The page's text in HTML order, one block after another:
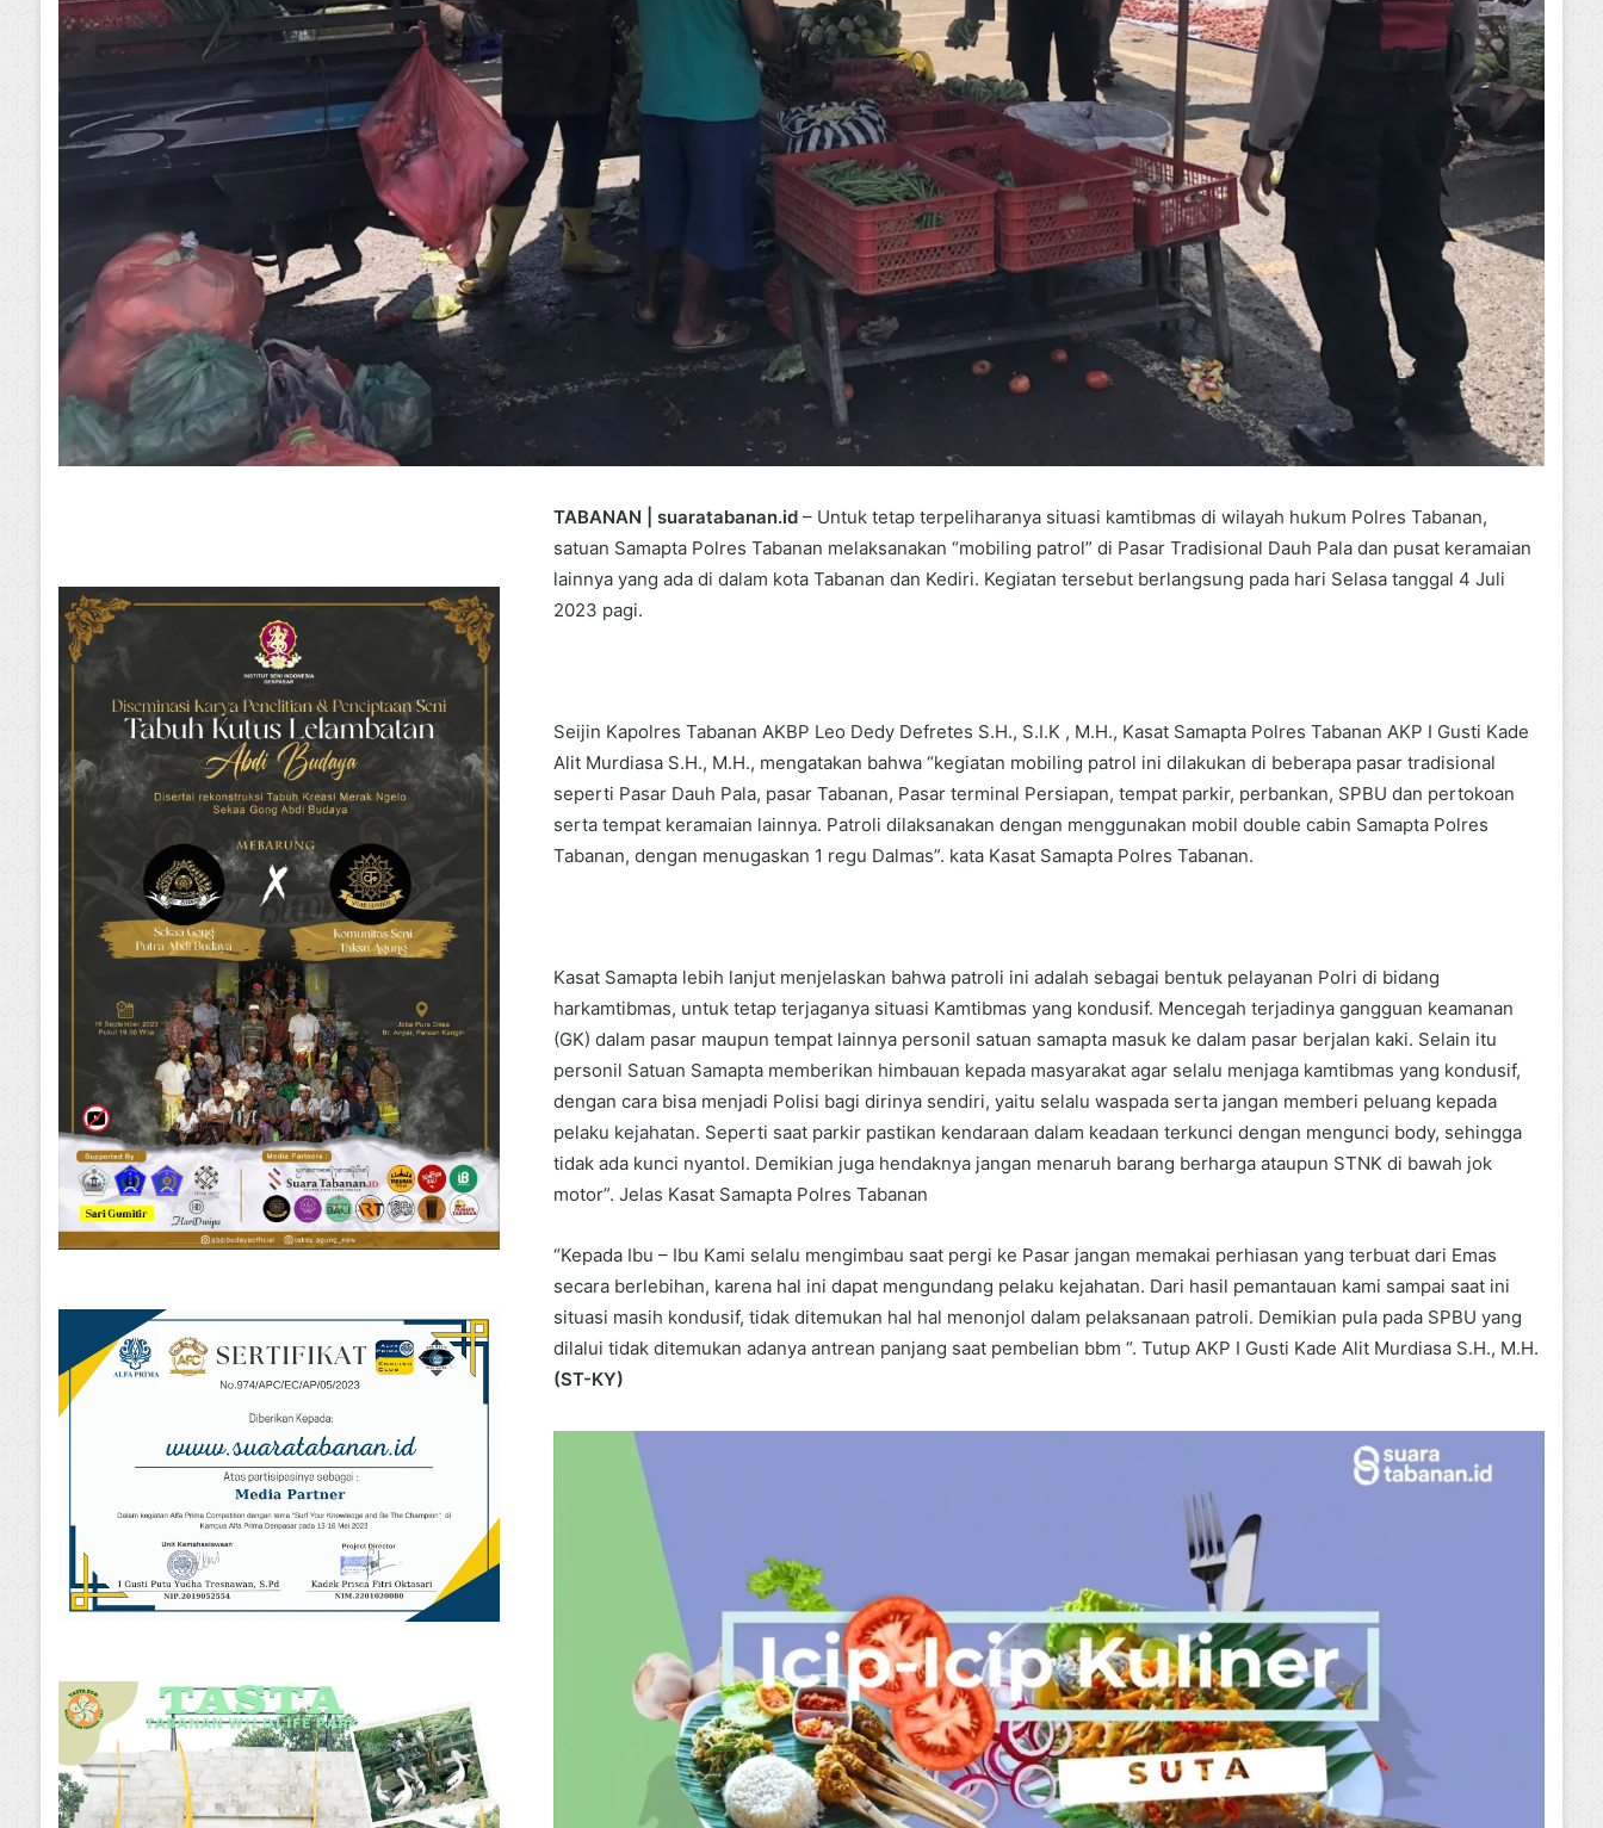
TABANAN | suaratabanan.id – Untuk tetap terpeliharanya situasi kamtibmas di wilayah hukum Polres Tabanan,
satuan Samapta Polres Tabanan melaksanakan “mobiling patrol” di Pasar Tradisional Dauh Pala dan pusat keramaian
lainnya yang ada di dalam kota Tabanan dan Kediri. Kegiatan tersebut berlangsung pada hari Selasa tanggal 4 Juli
2023 pagi.
Seijin Kapolres Tabanan AKBP Leo Dedy Defretes S.H., S.I.K , M.H., Kasat Samapta Polres Tabanan AKP I Gusti Kade
Alit Murdiasa S.H., M.H., mengatakan bahwa “kegiatan mobiling patrol ini dilakukan di beberapa pasar tradisional
seperti Pasar Dauh Pala, pasar Tabanan, Pasar terminal Persiapan, tempat parkir, perbankan, SPBU dan pertokoan
serta tempat keramaian lainnya. Patroli dilaksanakan dengan menggunakan mobil double cabin Samapta Polres
Tabanan, dengan menugaskan 1 regu Dalmas”. kata Kasat Samapta Polres Tabanan.
Kasat Samapta lebih lanjut menjelaskan bahwa patroli ini adalah sebagai bentuk pelayanan Polri di bidang
harkamtibmas, untuk tetap terjaganya situasi Kamtibmas yang kondusif. Mencegah terjadinya gangguan keamanan
(GK) dalam pasar maupun tempat lainnya personil satuan samapta masuk ke dalam pasar berjalan kaki. Selain itu
personil Satuan Samapta memberikan himbauan kepada masyarakat agar selalu menjaga kamtibmas yang kondusif,
dengan cara bisa menjadi Polisi bagi dirinya sendiri, yaitu selalu waspada serta jangan memberi peluang kepada
pelaku kejahatan. Seperti saat parkir pastikan kendaraan dalam keadaan terkunci dengan mengunci body, sehingga
tidak ada kunci nyantol. Demikian juga hendaknya jangan menaruh barang berharga ataupun STNK di bawah jok
motor”. Jelas Kasat Samapta Polres Tabanan
“Kepada Ibu – Ibu Kami selalu mengimbau saat pergi ke Pasar jangan memakai perhiasan yang terbuat dari Emas
secara berlebihan, karena hal ini dapat mengundang pelaku kejahatan. Dari hasil pemantauan kami sampai saat ini
situasi masih kondusif, tidak ditemukan hal hal menonjol dalam pelaksanaan patroli. Demikian pula pada SPBU yang
dilalui tidak ditemukan adanya antrean panjang saat pembelian bbm “. Tutup AKP I Gusti Kade Alit Murdiasa S.H., M.H.
(ST-KY)